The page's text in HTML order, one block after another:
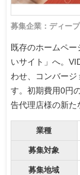
募集企業：ディー
既存のホームペ
いサイト」へ。
わせ、コンバー
す。初期費用0円
告代理店様の新た
業種
募集対象
募集地域